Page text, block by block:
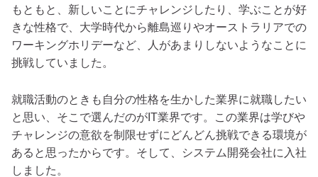
もともと、新しいことにチャレンジしたり、学ぶことが好
きな性格で、大学時代から離島巡りやオーストラリアでの
ワーキングホリデーなど、人があまりしないようなことに
挑戦していました。
就職活動のときも自分の性格を生かした業界に就職したい
と思い、そこで選んだのがIT業界です。この業界は学びや
チャレンジの意欲を制限せずにどんどん挑戦できる環境が
あると思ったからです。そして、システム開発会社に入社
しました。